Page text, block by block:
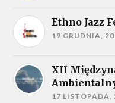
Ethno Jazz
19 GRUDNIA,
XII
17 LISTOPADA,